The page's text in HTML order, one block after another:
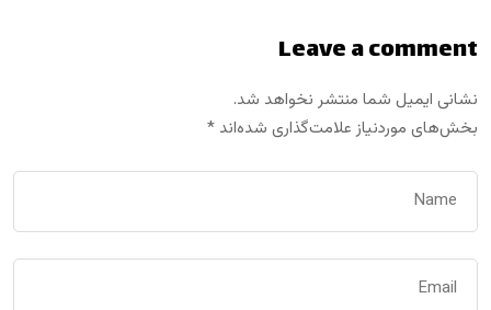
Leave a comment
نشانی ایمیل شما منتشر نخواهد شد.
بخش‌های موردنیاز علامت‌گذاری شده‌اند *